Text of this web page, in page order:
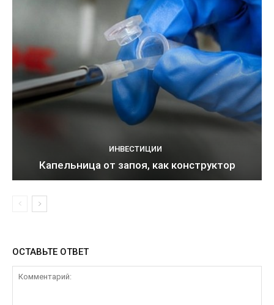
ИНВЕСТИЦИИ
Капельница от запоя, как конструктор
ОСТАВЬТЕ ОТВЕТ